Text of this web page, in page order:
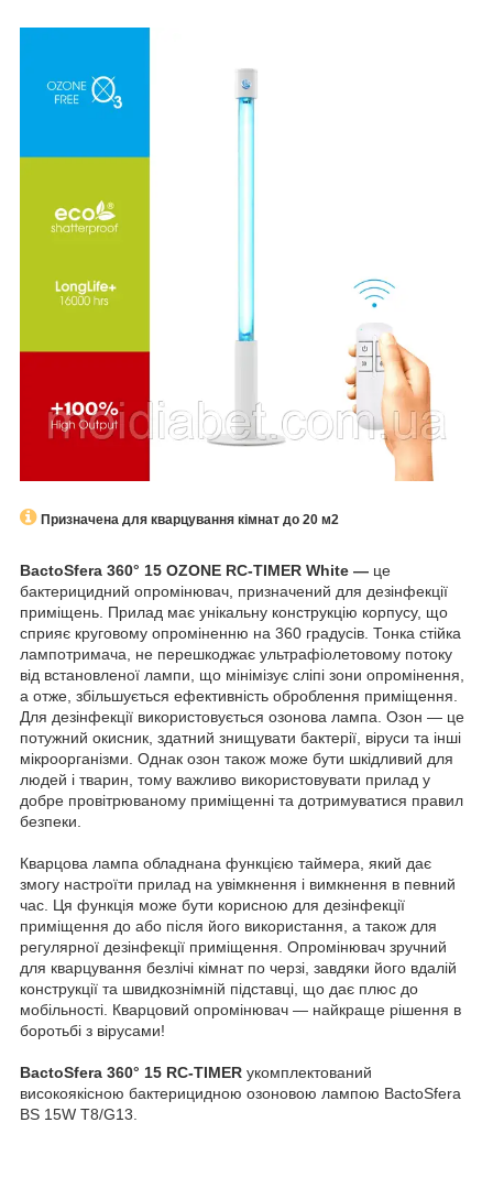
Призначена для кварцування кімнат до 20 м2
BactoSfera 360° 15 OZONE RC-TIMER White — це
бактерицидний опромінювач, призначений для дезінфекції
приміщень. Прилад має унікальну конструкцію корпусу, що
сприяє круговому опроміненню на 360 градусів. Тонка стійка
лампотримача, не перешкоджає ультрафіолетовому потоку
від встановленої лампи, що мінімізує сліпі зони опромінення,
а отже, збільшується ефективність оброблення приміщення.
Для дезінфекції використовується озонова лампа. Озон — це
потужний окисник, здатний знищувати бактерії, віруси та інші
мікроорганізми. Однак озон також може бути шкідливий для
людей і тварин, тому важливо використовувати прилад у
добре провітрюваному приміщенні та дотримуватися правил
безпеки.
Кварцова лампа обладнана функцією таймера, який дає
змогу настроїти прилад на увімкнення і вимкнення в певний
час. Ця функція може бути корисною для дезінфекції
приміщення до або після його використання, а також для
регулярної дезінфекції приміщення. Опромінювач зручний
для кварцування безлічі кімнат по черзі, завдяки його вдалій
конструкції та швидкознімній підставці, що дає плюс до
мобільності. Кварцовий опромінювач — найкраще рішення в
боротьбі з вірусами!
BactoSfera 360° 15 RC-TIMER укомплектований
високоякісною бактерицидною озоновою лампою BactoSfera
BS 15W T8/G13.